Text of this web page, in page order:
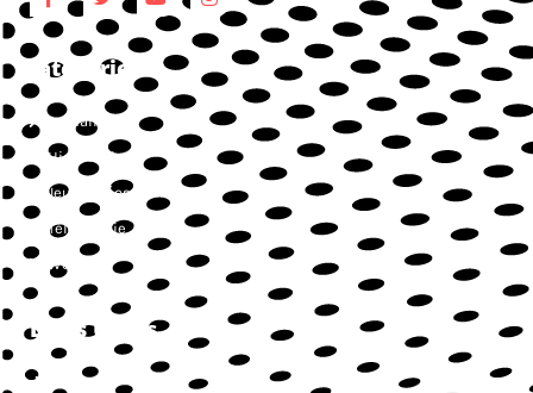
Catégories
Actualités
High-Tech
Jeux vidéos
Téléphonie
Web
Liens Utiles
Contact